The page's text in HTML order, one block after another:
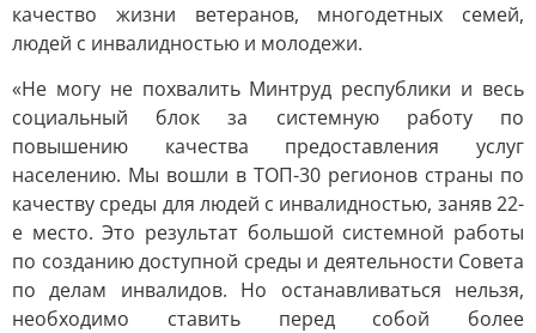
качество жизни ветеранов, многодетных семей,
людей с инвалидностью и молодежи.
«Не могу не похвалить Минтруд республики и весь
социальный блок за системную работу по
повышению качества предоставления услуг
населению. Мы вошли в ТОП-30 регионов страны по
качеству среды для людей с инвалидностью, заняв 22-
е место. Это результат большой системной работы
по созданию доступной среды и деятельности Совета
по делам инвалидов. Но останавливаться нельзя,
необходимо ставить перед собой более